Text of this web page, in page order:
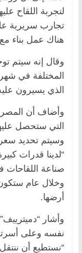
لتجربة اللقاح
تجارب سريرية
هناك عمل بناء
وقال إنه سيتم
المختلفة في
الذي يسيرون
وأضاف أن
التي ستحصل
وسيتم تحديد سعر
“لدينا قدرات
صناعة اللقاحات
وخلال عام
أرضها.
وأشار
نفسه وعلى
“نستطيع أن